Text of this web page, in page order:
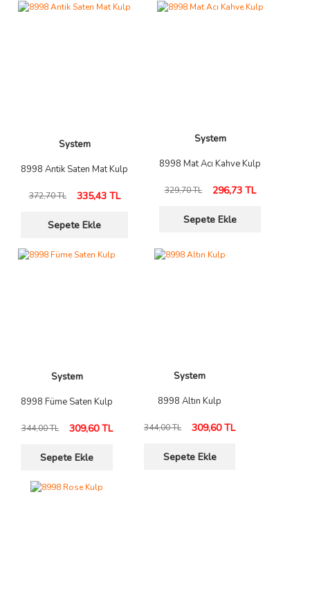
System
8998 Antik Saten Mat Kulp
372,70 TL 335,43 TL
Sepete Ekle
System
8998 Mat Acı Kahve Kulp
329,70 TL 296,73 TL
Sepete Ekle
System
8998 Füme Saten Kulp
344,00 TL 309,60 TL
Sepete Ekle
System
8998 Altın Kulp
344,00 TL 309,60 TL
Sepete Ekle